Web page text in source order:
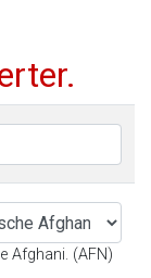
Afghani. (AFN)